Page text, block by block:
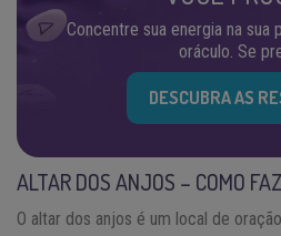
Concentre sua energia na sua
oráculo. Se
DESCUBRA AS
ALTAR DOS ANJOS – COMO
O altar dos anjos é um local de